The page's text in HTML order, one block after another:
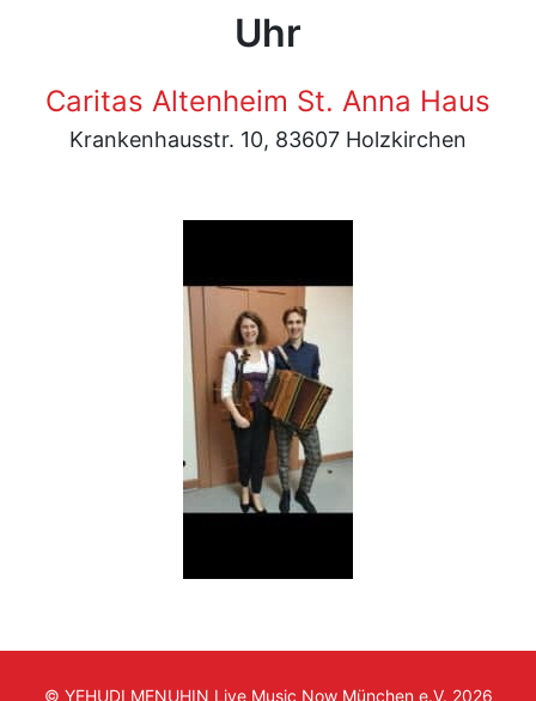
Uhr
Caritas Altenheim St. Anna Haus
Krankenhausstr. 10, 83607 Holzkirchen
© YEHUDI MENUHIN Live Music Now München e.V. 2026